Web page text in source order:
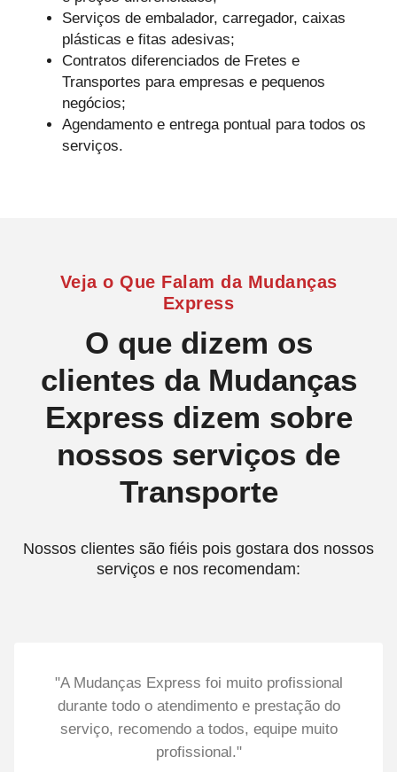
Serviços de embalador, carregador, caixas
plásticas e fitas adesivas;
Contratos diferenciados de Fretes e
Transportes para empresas e pequenos
negócios;
Agendamento e entrega pontual para todos os
serviços.
Veja o Que Falam da Mudanças
Express
O que dizem os
clientes da Mudanças
Express dizem sobre
nossos serviços de
Transporte
Nossos clientes são fiéis pois gostara dos nossos
serviços e nos recomendam:
"A Mudanças Express foi muito profissional
durante todo o atendimento e prestação do
serviço, recomendo a todos, equipe muito
profissional."